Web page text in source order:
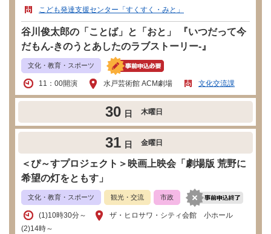
こども発達支援センター「すくすく・みと」
谷川俊太郎の「ことば」と「おと」 『いつだって今
だもん-きのうとあしたのラブストーリー-』
文化・教育・スポーツ
11：00開演 水戸芸術館 ACM劇場 文化交流課
30 日 木曜日
31 日 金曜日
＜ぴ～すプロジェクト＞映画上映会「劇場版 荒野に
希望の灯をともす」
文化・教育・スポーツ 観光・交流 市政
​(1)10時30分～
(2)14時～
ザ・ヒロサワ・シティ会館 小ホール